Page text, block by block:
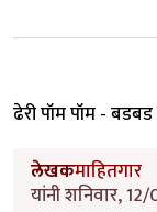
ढेरी पॉम पॉम -
लेखकमाहितगार
यांनी शनिवार,